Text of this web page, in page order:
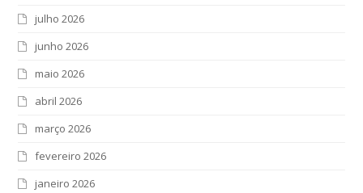
julho 2026
junho 2026
maio 2026
abril 2026
março 2026
fevereiro 2026
janeiro 2026